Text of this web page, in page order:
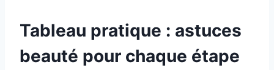
Tableau pratique : astuces
beauté pour chaque étape